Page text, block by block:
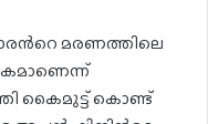
മരണത്തിലെ
കൈമുട്ട് കൊണ്ട്